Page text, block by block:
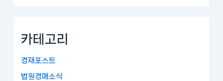
카테고리
경재포스트
법원경매소식